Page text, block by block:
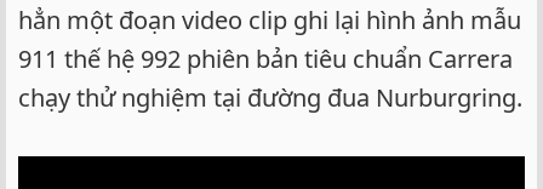
hẳn một đoạn video clip ghi lại hình ảnh mẫu
911 thế hệ 992 phiên bản tiêu chuẩn Carrera
chạy thử nghiệm tại đường đua Nurburgring.